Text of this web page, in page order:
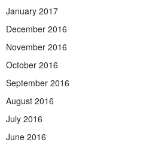
January 2017
December 2016
November 2016
October 2016
September 2016
August 2016
July 2016
June 2016